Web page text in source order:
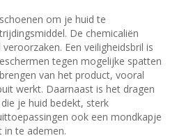
om je huid te
De chemicaliën
Een veiligheidsbril is
tegen mogelijke spatten
van het product, vooral
werkt. Daarnaast is het dragen
je huid bedekt, sterk
ook een mondkapje
te ademen.